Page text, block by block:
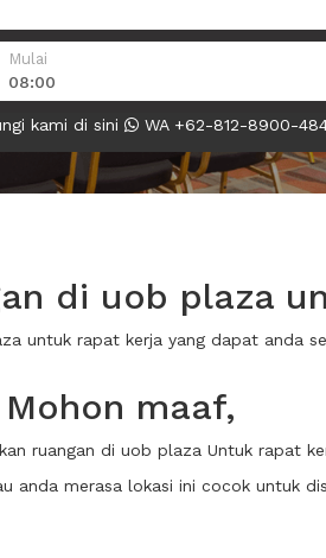
Mulai
08:00
kami di sini WA +62-812-8900-
di uob plaza
untuk rapat kerja yang dapat anda
Mohon maaf,
ruangan di uob plaza Untuk rapat
anda merasa lokasi ini cocok untuk